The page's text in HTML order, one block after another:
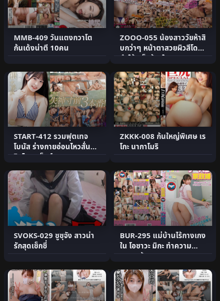
MMB-409 วันแตงกวาโต
ก้นเด้งน่าตี 10คน
ZOOO-055 น้องสาววัยห้าสิ
บกว่าๆ หน้าตาสวยผิวสีโดน
ทำให้เสร็จข้างในนา.
START-412 รวมฟุตเทจ
โบนัส ร่างกายอ่อนไหวสั่นระ
ริกไคลแม็กซ์
ZKKK-008 ก้นใหญ่พิเศษ เร
โกะ นากาโมริ
SVOKS-029 ซูซุจัง สาวน่า
รักสุดเซ็กซี่
BUR-295 แม่บ้านไร้กางเกง
ใน โอซาวะ มิกะ ทำความ
สะอาดห้อง